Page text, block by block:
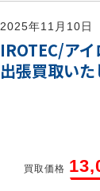
2025年11月10日
IROTEC/ア
出張買取いた
買取価格